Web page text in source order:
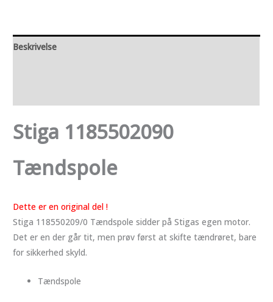
Beskrivelse
Stiga 1185502090
Tændspole
Dette er en original del !
Stiga 118550209/0 Tændspole sidder på Stigas egen motor.
Det er en der går tit, men prøv først at skifte tændrøret, bare
for sikkerhed skyld.
Tændspole